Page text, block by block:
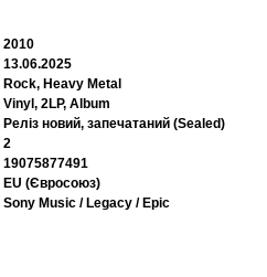
2010
13.06.2025
Rock, Heavy Metal
Vinyl, 2LP, Album
Реліз новий, запечатаний (Sealed)
2
19075877491
EU (Євросоюз)
Sony Music / Legacy / Epic